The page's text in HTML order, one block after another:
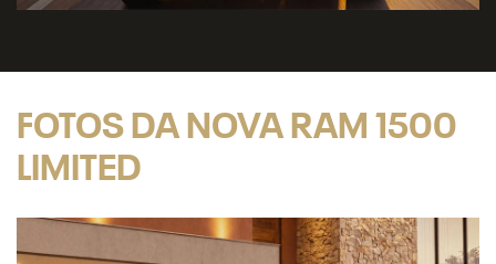
FOTOS DA NOVA RAM 1500
LIMITED